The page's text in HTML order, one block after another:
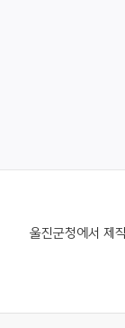
울진군청에서 제